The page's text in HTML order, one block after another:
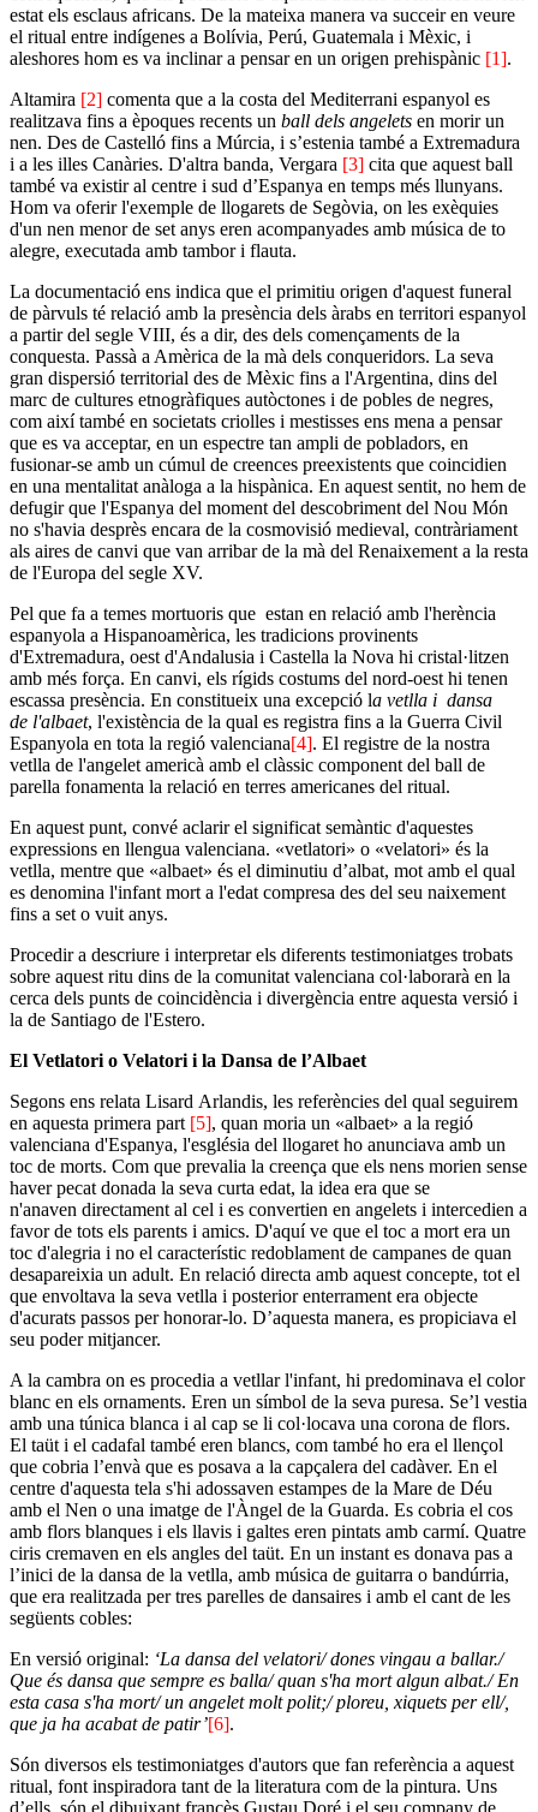
estat els esclaus africans. De la mateixa manera va succeir en veure
el ritual entre indígenes a Bolívia, Perú, Guatemala i Mèxic, i
aleshores hom es va inclinar a pensar en un origen prehispànic [1].
Altamira [2] comenta que a la costa del Mediterrani espanyol es
realitzava fins a èpoques recents un ball dels angelets en morir un
nen. Des de Castelló fins a Múrcia, i s’estenia també a Extremadura
i a les illes Canàries. D'altra banda, Vergara [3] cita que aquest ball
també va existir al centre i sud d’Espanya en temps més llunyans.
Hom va oferir l'exemple de llogarets de Segòvia, on les exèquies
d'un nen menor de set anys eren acompanyades amb música de to
alegre, executada amb tambor i flauta.
La documentació ens indica que el primitiu origen d'aquest funeral
de pàrvuls té relació amb la presència dels àrabs en territori espanyol
a partir del segle VIII, és a dir, des dels començaments de la
conquesta. Passà a Amèrica de la mà dels conqueridors. La seva
gran dispersió territorial des de Mèxic fins a l'Argentina, dins del
marc de cultures etnogràfiques autòctones i de pobles de negres,
com així també en societats criolles i mestisses ens mena a pensar
que es va acceptar, en un espectre tan ampli de pobladors, en
fusionar-se amb un cúmul de creences preexistents que coincidien
en una mentalitat anàloga a la hispànica. En aquest sentit, no hem de
defugir que l'Espanya del moment del descobriment del Nou Món
no s'havia desprès encara de la cosmovisió medieval, contràriament
als aires de canvi que van arribar de la mà del Renaixement a la resta
de l'Europa del segle XV.
Pel que fa a temes mortuoris que estan en relació amb l'herència
espanyola a Hispanoamèrica, les tradicions provinents
d'Extremadura, oest d'Andalusia i Castella la Nova hi cristal·litzen
amb més força. En canvi, els rígids costums del nord-oest hi tenen
escassa presència. En constitueix una excepció la vetlla i dansa
de l'albaet, l'existència de la qual es registra fins a la Guerra Civil
Espanyola en tota la regió valenciana[4]. El registre de la nostra
vetlla de l'angelet americà amb el clàssic component del ball de
parella fonamenta la relació en terres americanes del ritual.
En aquest punt, convé aclarir el significat semàntic d'aquestes
expressions en llengua valenciana. «vetlatori» o «velatori» és la
vetlla, mentre que «albaet» és el diminutiu d’albat, mot amb el qual
es denomina l'infant mort a l'edat compresa des del seu naixement
fins a set o vuit anys.
Procedir a descriure i interpretar els diferents testimoniatges trobats
sobre aquest ritu dins de la comunitat valenciana col·laborarà en la
cerca dels punts de coincidència i divergència entre aquesta versió i
la de Santiago de l'Estero.
El Vetlatori o Velatori i la Dansa de l’Albaet
Segons ens relata Lisard Arlandis, les referències del qual seguirem
en aquesta primera part [5], quan moria un «albaet» a la regió
valenciana d'Espanya, l'església del llogaret ho anunciava amb un
toc de morts. Com que prevalia la creença que els nens morien sense
haver pecat donada la seva curta edat, la idea era que se
n'anaven directament al cel i es convertien en angelets i intercedien a
favor de tots els parents i amics. D'aquí ve que el toc a mort era un
toc d'alegria i no el característic redoblament de campanes de quan
desapareixia un adult. En relació directa amb aquest concepte, tot el
que envoltava la seva vetlla i posterior enterrament era objecte
d'acurats passos per honorar-lo. D’aquesta manera, es propiciava el
seu poder mitjancer.
A la cambra on es procedia a vetllar l'infant, hi predominava el color
blanc en els ornaments. Eren un símbol de la seva puresa. Se’l vestia
amb una túnica blanca i al cap se li col·locava una corona de flors.
El taüt i el cadafal també eren blancs, com també ho era el llençol
que cobria l’envà que es posava a la capçalera del cadàver. En el
centre d'aquesta tela s'hi adossaven estampes de la Mare de Déu
amb el Nen o una imatge de l'Àngel de la Guarda. Es cobria el cos
amb flors blanques i els llavis i galtes eren pintats amb carmí. Quatre
ciris cremaven en els angles del taüt. En un instant es donava pas a
l’inici de la dansa de la vetlla, amb música de guitarra o bandúrria,
que era realitzada per tres parelles de dansaires i amb el cant de les
següents cobles:
En versió original: ‘La dansa del velatori/ dones vingau a ballar./
Que és dansa que sempre es balla/ quan s'ha mort algun albat./ En
esta casa s'ha mort/ un angelet molt polit;/ ploreu, xiquets per ell/,
que ja ha acabat de patir’[6].
Són diversos els testimoniatges d'autors que fan referència a aquest
ritual, font inspiradora tant de la literatura com de la pintura. Uns
d’ells, són el dibuixant francès Gustau Doré i el seu company de